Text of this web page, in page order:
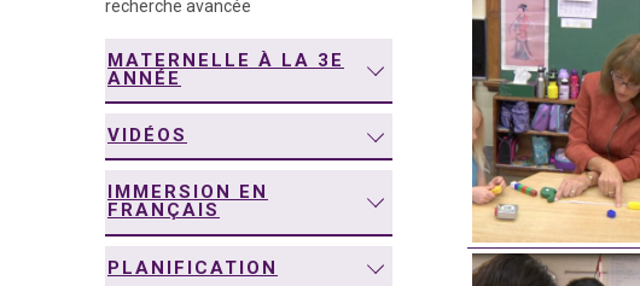
recherche avancée
MATERNELLE À LA 3E
ANNÉE
VIDÉOS
IMMERSION EN
FRANÇAIS
PLANIFICATION